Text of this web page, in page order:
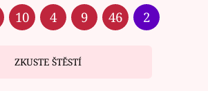
10 4 9 46 2
ZKUSTE ŠTĚSTÍ